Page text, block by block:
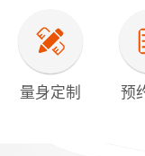
量身定制 预